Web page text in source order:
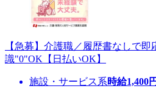
【急募】介護職／履歴書なしで
識"0"OK【日払いOK】
施設・サービス系時給1,400